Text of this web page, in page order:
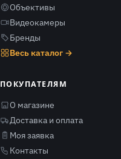
Объективы
Видеокамеры
Бренды
Весь каталог →
ПОКУПАТЕЛЯМ
О магазине
Доставка и оплата
Моя заявка
Контакты